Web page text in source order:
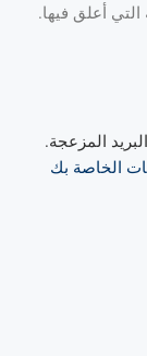
أعلق فيها.
المزعجة.
الخاصة بك